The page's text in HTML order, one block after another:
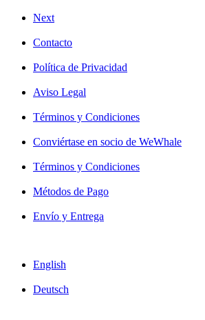
Next
Contacto
Política de Privacidad
Aviso Legal
Términos y Condiciones
Conviértase en socio de WeWhale
Términos y Condiciones
Métodos de Pago
Envío y Entrega
English
Deutsch